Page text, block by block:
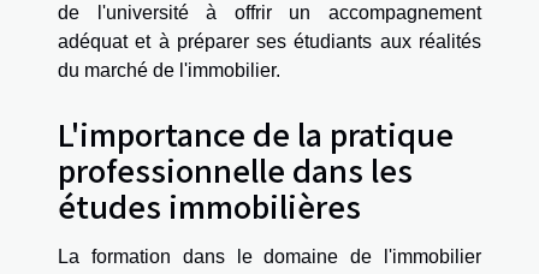
de l'université à offrir un accompagnement
adéquat et à préparer ses étudiants aux réalités
du marché de l'immobilier.
L'importance de la pratique
professionnelle dans les
études immobilières
La formation dans le domaine de l'immobilier